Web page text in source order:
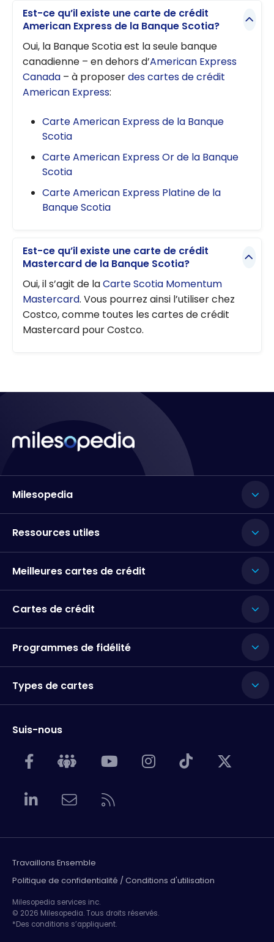
Est-ce qu’il existe une carte de crédit
American Express de la Banque Scotia?
Oui, la Banque Scotia est la seule banque
canadienne – en dehors d’American Express
Canada – à proposerdes cartes de crédit
American Express:
Carte American Express de la Banque
Scotia
Carte American Express Or de la Banque
Scotia
Carte American Express Platine de la
Banque Scotia
Est-ce qu’il existe une carte de crédit
Mastercard de la Banque Scotia?
Oui, il s’agit de laCarte Scotia Momentum
Mastercard. Vous pourrez ainsi l’utiliser chez
Costco, comme toutes les cartes de crédit
Mastercard pour Costco.
Milesopedia
Ressources utiles
Meilleures cartes de crédit
Cartes de crédit
Programmes de fidélité
Types de cartes
Suis-nous
Travaillons Ensemble
Politique de confidentialité / Conditions d'utilisation
Milesopedia services inc.
© 2026 Milesopedia. Tous droits réservés.
*Des conditions s’appliquent.